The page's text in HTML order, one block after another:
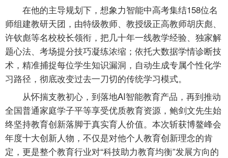
在他的主导规划下，想象力智能中高考集结158位名
师组建教研天团，由特级教师、教授级正高教师胡庆彪、
许钦彪等名校校长领衔，把几十年一线教学经验、独家解
题心法、考场提分技巧凝练浓缩；依托大数据学情诊断技
术，精准捕捉每位学生知识漏洞，自动生成专属个性化学
习路径，彻底改变过去一刀切的传统学习模式。
从怀揣支教初心，到落地AI智能教育产品，再到推动
全国普通家庭学子平等享受优质教育资源，鲍剑文先生始
终坚持教育创新落脚于真实育人价值。本次斩获博鳌峰会
年度十大创新人物，不仅是对他个人教育创新理念的肯
定，更是整个教育行业对“科技助力教育均衡”发展方向的